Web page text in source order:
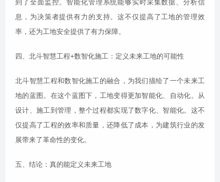
到了全面监控。智能化管理系统能够实时采集数据、分析信
息，为决策者提供有力的支持。这不仅提高了工地的管理效
率，还为工地安全提供了有力保障。
四、北斗智慧工程+数智化施工：定义未来工地的可能性
北斗智慧工程和数智化施工的融合，为我们描绘了一个未来工
地的蓝图。在这个蓝图下，工地变得更加智能化、自动化。从
设计、施工到管理，整个过程都实现了数字化、智能化。这不
仅提高了工程的效率和质量，还降低了成本，为建筑行业的发
展带来了革命性的变化。
五、结论：真的能定义未来工地